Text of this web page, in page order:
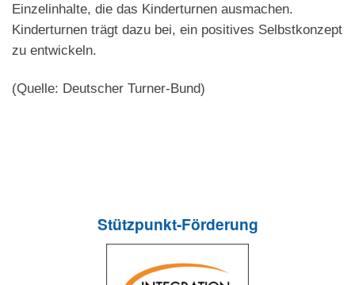
Einzelinhalte, die das Kinderturnen ausmachen.
Kinderturnen trägt dazu bei, ein positives Selbstkonzept
zu entwickeln.
(Quelle: Deutscher Turner-Bund)
Stützpunkt-Förderung